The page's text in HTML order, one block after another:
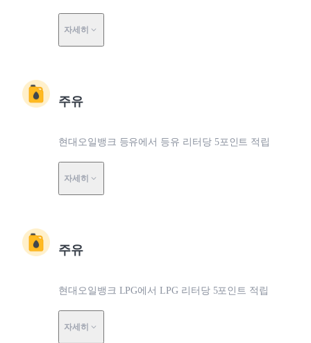
자세히
주유
현대오일뱅크 등유에서 등유 리터당 5포인트 적립
자세히
주유
현대오일뱅크 LPG에서 LPG 리터당 5포인트 적립
자세히